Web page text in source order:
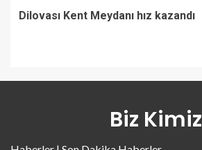
Dilovası Kent Meydanı hız kazandı
Biz Kimiz